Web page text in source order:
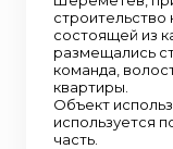
строительство
состоящей из
размещались
команда,
квартиры.
Объект
используется
часть.